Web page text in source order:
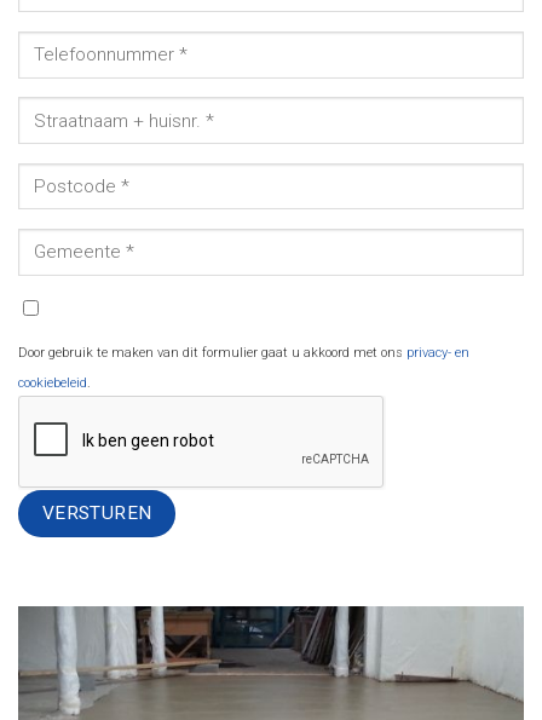
Door gebruik te maken van dit formulier gaat u akkoord met ons privacy- en
cookiebeleid.